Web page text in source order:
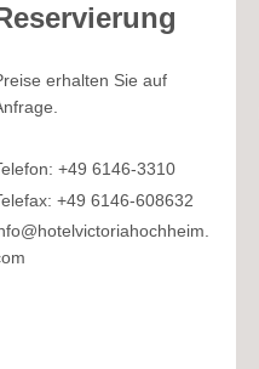
erhalten Sie auf
+49 6146-3310
+49 6146-608632